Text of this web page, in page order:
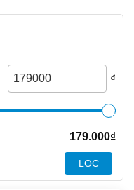
₫
179.000₫
LỌC